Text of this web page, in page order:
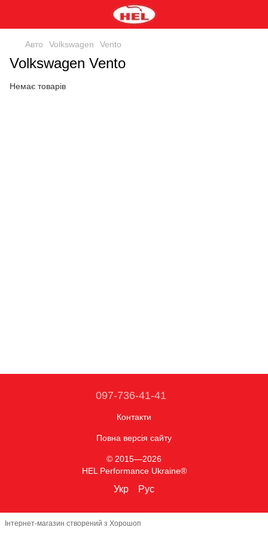
Авто Volkswagen Vento
Volkswagen Vento
Немає товарів
097-736-41-41
Контакти
Повна версія сайту
© 2015—2026
HEL Performance Ukraine®
Укр Рус
Інтернет-магазин створений з Хорошоп